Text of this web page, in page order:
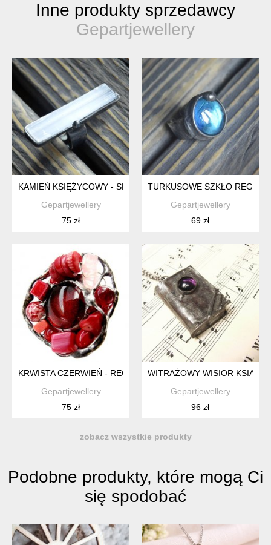
Inne produkty sprzedawcy
Gepartjewellery
KAMIEŃ KSIĘŻYCOWY - SELENIT - REGULOWANY
Gepartjewellery
75 zł
TURKUSOWE SZKŁO
Gepartjewellery
69 zł
KRWISTA CZERWIEŃ - REGULOWANY PIERŚCIONEK
Gepartjewellery
75 zł
WITRAŻOWY WISIOR
Gepartjewellery
96 zł
zobacz wszystkie produkty
Podobne produkty, które mogą Ci
się spodobać